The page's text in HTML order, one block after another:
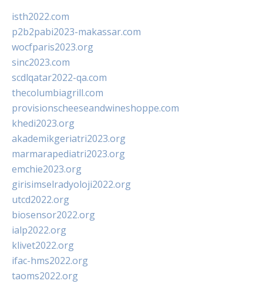
isth2022.com
p2b2pabi2023-makassar.com
wocfparis2023.org
sinc2023.com
scdlqatar2022-qa.com
thecolumbiagrill.com
provisionscheeseandwineshoppe.com
khedi2023.org
akademikgeriatri2023.org
marmarapediatri2023.org
emchie2023.org
girisimselradyoloji2022.org
utcd2022.org
biosensor2022.org
ialp2022.org
klivet2022.org
ifac-hms2022.org
taoms2022.org